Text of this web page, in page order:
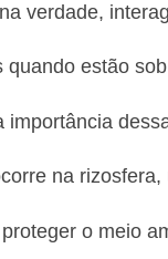
verdade,
quando estão sob
na
o meio